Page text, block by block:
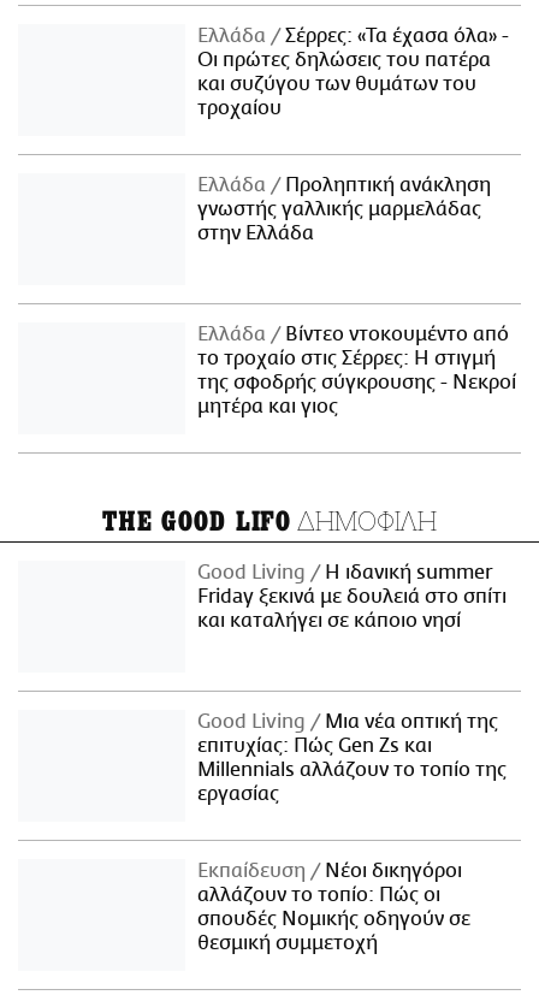
Ελλάδα
Σέρρες: «Τα έχασα όλα» -
Οι πρώτες δηλώσεις του πατέρα
και συζύγου των θυμάτων του
τροχαίου
Ελλάδα
Προληπτική ανάκληση
γνωστής γαλλικής μαρμελάδας
στην Ελλάδα
Ελλάδα
Βίντεο ντοκουμέντο από
το τροχαίο στις Σέρρες: Η στιγμή
της σφοδρής σύγκρουσης - Νεκροί
μητέρα και γιος
THE GOOD LIFO ΔΗΜΟΦΙΛΗ
Good Living
Η ιδανική summer
Friday ξεκινά με δουλειά στο σπίτι
και καταλήγει σε κάποιο νησί
Good Living
Μια νέα οπτική της
επιτυχίας: Πώς Gen Zs και
Millennials αλλάζουν το τοπίο της
εργασίας
Εκπαίδευση
Νέοι δικηγόροι
αλλάζουν το τοπίο: Πώς οι
σπουδές Νομικής οδηγούν σε
θεσμική συμμετοχή